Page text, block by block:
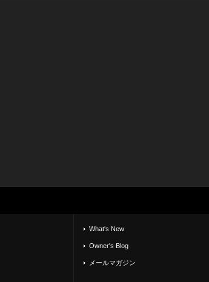
What's New
Owner's Blog
メールマガジン